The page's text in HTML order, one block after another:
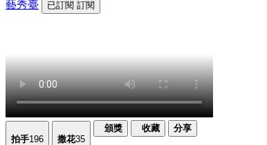
藝秀臺 已訂閱 訂閱
拍手196 撒花35
頒獎 收藏 分享